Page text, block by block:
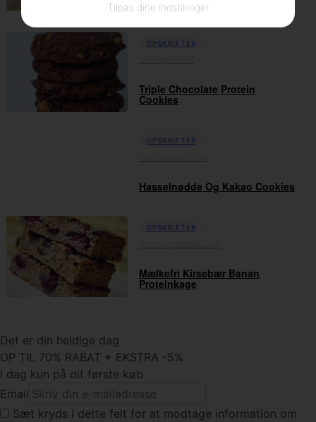
OPSKRIFTER
Triple Chocolate Protein
Cookies
OPSKRIFTER
Hasselnødde Og Kakao Cookies
OPSKRIFTER
Mælkefri Kirsebær Banan
Proteinkage
Det er din heldige dag
OP TIL 70% RABAT + EKSTRA -5%
I dag kun på dit første køb
Email
Sæt kryds i dette felt for at modtage information om
Tilpas dine indstillinger